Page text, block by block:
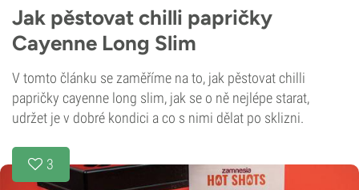
Jak pěstovat chilli papričky
Cayenne Long Slim
V tomto článku se zaměříme na to, jak pěstovat chilli
papričky cayenne long slim, jak se o ně nejlépe starat,
udržet je v dobré kondici a co s nimi dělat po sklizni.
3